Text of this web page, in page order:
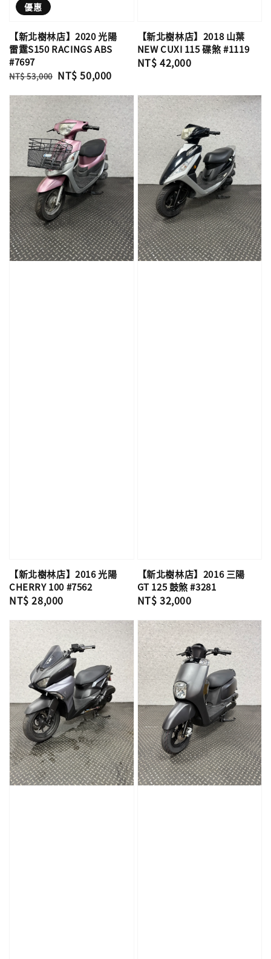
優惠
【新北樹林店】2020 光陽
雷霆S150 RACINGS ABS
#7697
Regular
NT$ 53,000 Sale
NT$ 50,000
【新北樹林店】2018 山葉
NEW CUXI 115 碟煞 #1119
Regular
NT$ 42,000
【新北樹林店】2016 光陽
CHERRY 100 #7562
Regular
NT$ 28,000
【新北樹林店】2016 三陽
GT 125 鼓煞 #3281
Regular
NT$ 32,000